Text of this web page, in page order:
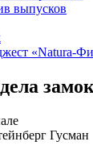
выпусков
«Natura-
Гусман